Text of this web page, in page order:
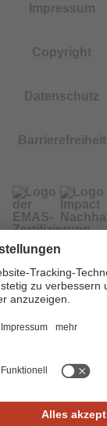
Impressum
Copyright
Datenschutz
Barrierefreiheit